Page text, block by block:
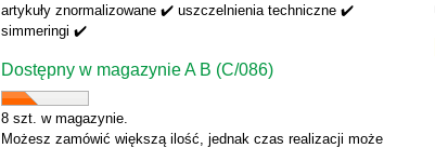
artykuły znormalizowane ✔️ uszczelnienia techniczne ✔️
simmeringi ✔️
Dostępny w magazynie A B (C/086)
8 szt. w magazynie.
Możesz zamówić większą ilość, jednak czas realizacji może